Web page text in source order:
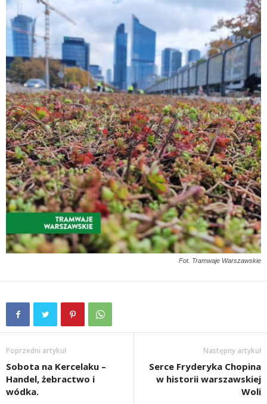
Fot. Tramwaje Warszawskie
Poprzedni artykuł
Sobota na Kercelaku –
Handel, żebractwo i
wódka.
Następny artykuł
Serce Fryderyka Chopina
w historii warszawskiej
Woli